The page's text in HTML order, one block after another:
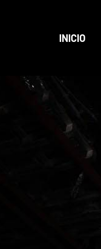
INICIO